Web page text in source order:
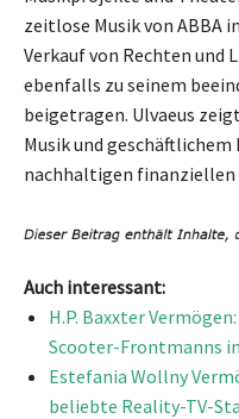
zeitlose Musik von ABBA
Verkauf von Rechten und
ebenfalls zu seinem
beigetragen. Ulvaeus
Musik und geschäftlichem
nachhaltigen finanziellen
Auch interessant:
H.P. Baxxter
Scooter-Frontmanns
Estefania Wollny
beliebte Reality-TV-